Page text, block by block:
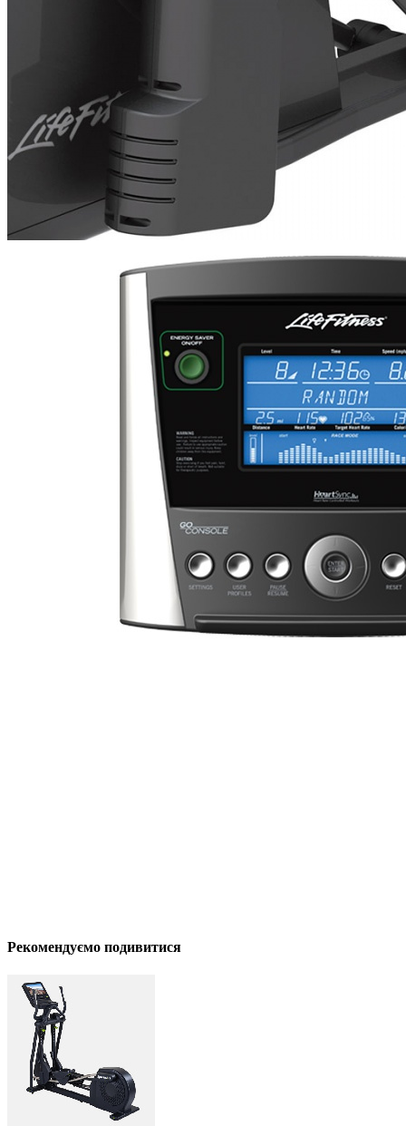
Рекомендуємо подивитися